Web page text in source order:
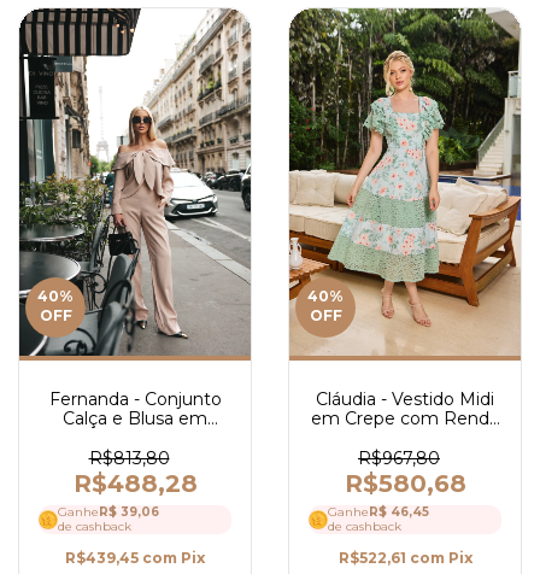
40%
OFF
Fernanda - Conjunto
Calça e Blusa em
R$813,80
R$488,28
GanheR$ 39,06
de cashback
R$439,45 com Pix
40%
OFF
Cláudia - Vestido Midi
em Crepe com Renda
R$967,80
R$580,68
GanheR$ 46,45
de cashback
R$522,61 com Pix